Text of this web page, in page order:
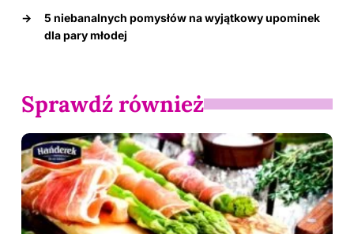
→
5 niebanalnych pomysłów na wyjątkowy upominek
dla pary młodej
Sprawdź również